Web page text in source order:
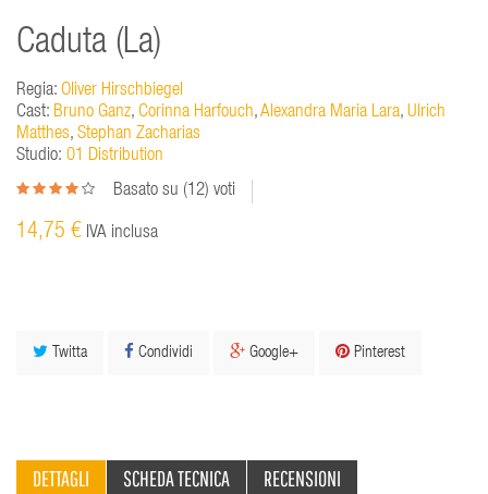
Caduta (La)
Regia: Oliver Hirschbiegel
Cast: Bruno Ganz, Corinna Harfouch,Alexandra Maria Lara, Ulrich
Matthes, Stephan Zacharias
Studio: 01 Distribution
Basato su (12) voti
14,75 € IVA inclusa
Twitta Condividi Google+ Pinterest
DETTAGLI SCHEDA TECNICA RECENSIONI